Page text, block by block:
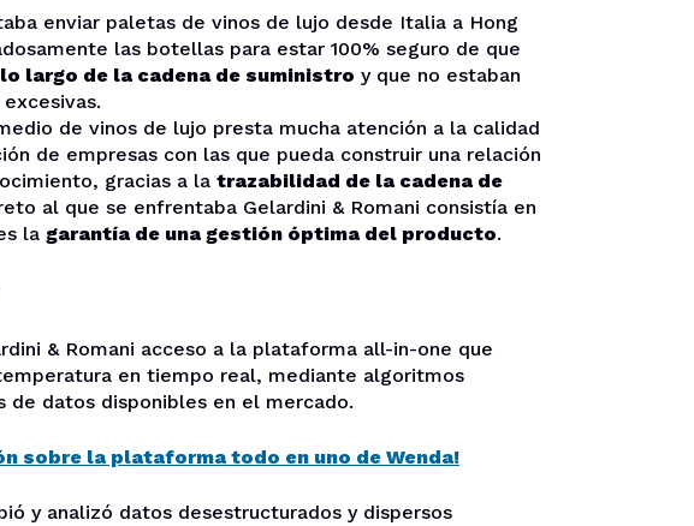
enviar paletas de vinos de lujo desde Italia a Hong
las botellas para estar 100% seguro de que
largo de la cadena de suministro y que no estaban
de vinos de lujo presta mucha atención a la calidad
de empresas con las que pueda construir una relación
gracias a la trazabilidad de la cadena de
al que se enfrentaba Gelardini & Romani consistía en
la garantía de una gestión óptima del producto.
& Romani acceso a la plataforma all-in-one que
en tiempo real, mediante algoritmos
de datos disponibles en el mercado.
sobre la plataforma todo en uno de Wenda!
y analizó datos desestructurados y dispersos